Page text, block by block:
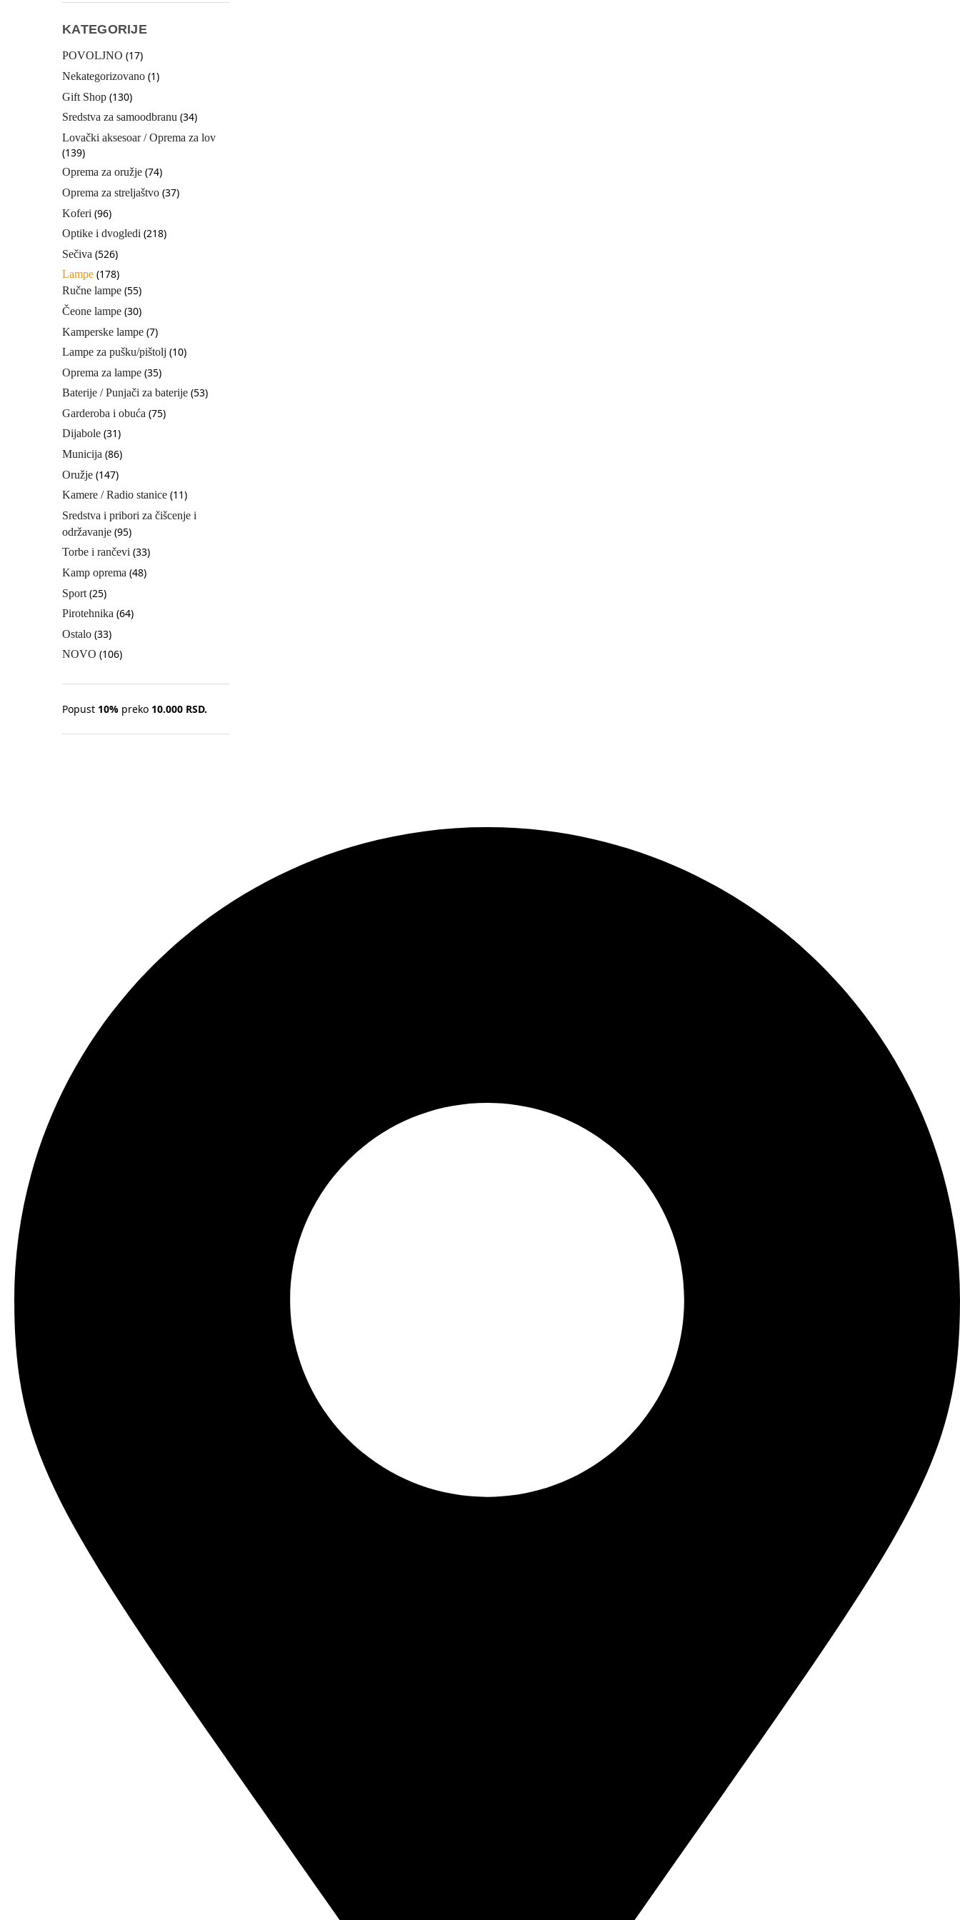
KATEGORIJE
POVOLJNO (17)
Nekategorizovano (1)
Gift Shop (130)
Sredstva za samoodbranu (34)
Lovački aksesoar / Oprema za lov
(139)
Oprema za oružje (74)
Oprema za streljaštvo (37)
Koferi (96)
Optike i dvogledi (218)
Sečiva (526)
Lampe (178)
Ručne lampe (55)
Čeone lampe (30)
Kamperske lampe (7)
Lampe za pušku/pištolj (10)
Oprema za lampe (35)
Baterije / Punjači za baterije (53)
Garderoba i obuća (75)
Dijabole (31)
Municija (86)
Oružje (147)
Kamere / Radio stanice (11)
Sredstva i pribori za čišcenje i
održavanje (95)
Torbe i rančevi (33)
Kamp oprema (48)
Sport (25)
Pirotehnika (64)
Ostalo (33)
NOVO (106)
Popust 10% preko 10.000 RSD.